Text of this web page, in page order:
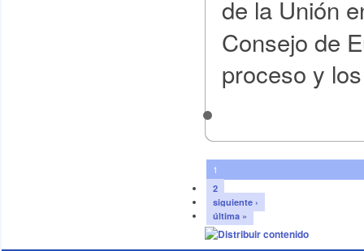
de la Unión
Consejo de
proceso y
1
2
siguiente ›
última »